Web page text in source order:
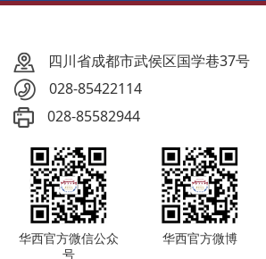
四川省成都市武侯区国学巷37号
028-85422114
028-85582944
华西官方微信公众
号
华西官方微博